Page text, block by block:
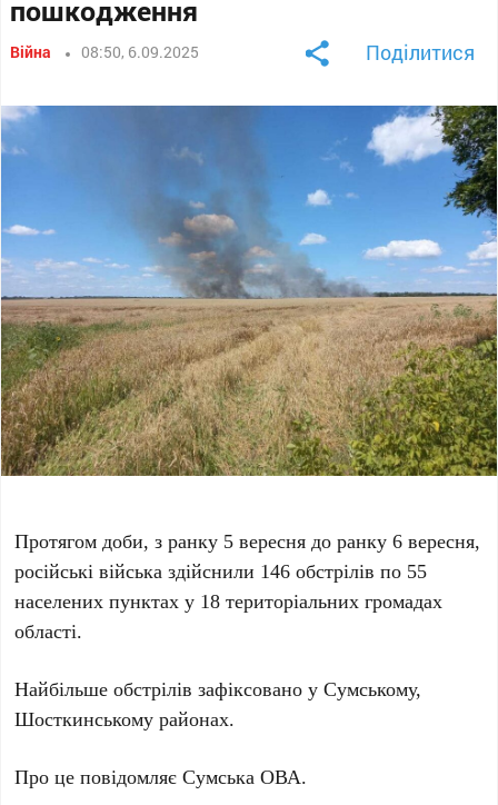
пошкодження
Війна 08:50, 6.09.2025 Поділитися
Протягом доби, з ранку 5 вересня до ранку 6 вересня,
російські війська здійснили 146 обстрілів по 55
населених пунктах у 18 територіальних громадах
області.
Найбільше обстрілів зафіксовано у Сумському,
Шосткинському районах.
Про це повідомляє Сумська ОВА.